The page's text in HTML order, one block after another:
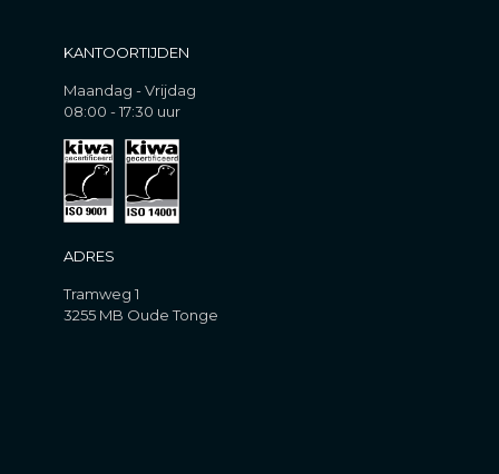
KANTOORTIJDEN
Maandag - Vrijdag
08:00 - 17:30 uur
ADRES
Tramweg 1
3255 MB Oude Tonge